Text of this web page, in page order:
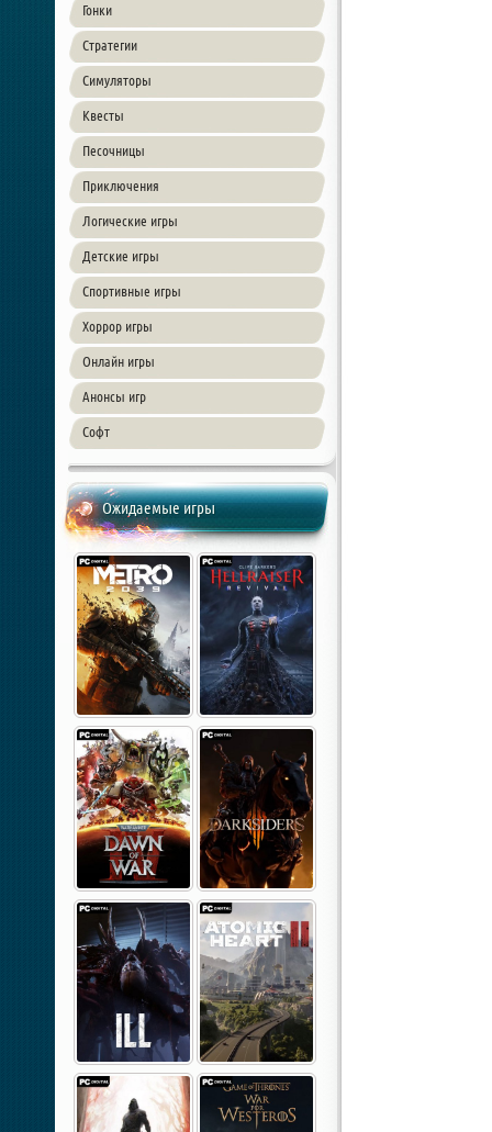
Гонки
Стратегии
Симуляторы
Квесты
Песочницы
Приключения
Логические игры
Детские игры
Спортивные игры
Хоррор игры
Онлайн игры
Анонсы игр
Софт
Ожидаемые игры